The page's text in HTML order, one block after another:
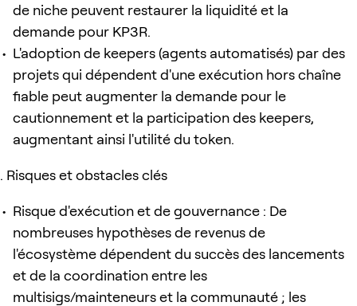
de niche peuvent restaurer la liquidité et la
demande pour KP3R.
L'adoption de keepers (agents automatisés) par des
projets qui dépendent d'une exécution hors chaîne
fiable peut augmenter la demande pour le
cautionnement et la participation des keepers,
augmentant ainsi l'utilité du token.
Risques et obstacles clés
Risque d'exécution et de gouvernance : De
nombreuses hypothèses de revenus de
l'écosystème dépendent du succès des lancements
et de la coordination entre les
multisigs/mainteneurs et la communauté ; les